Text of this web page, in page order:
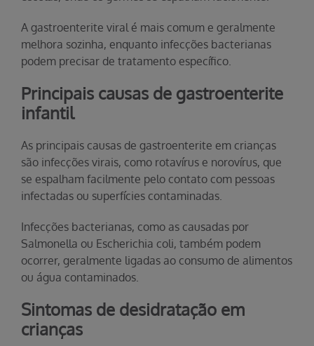
A gastroenterite viral é mais comum e geralmente
melhora sozinha, enquanto infecções bacterianas
podem precisar de tratamento específico.
Principais causas de gastroenterite
infantil
As principais causas de gastroenterite em crianças
são infecções virais, como rotavírus e norovírus, que
se espalham facilmente pelo contato com pessoas
infectadas ou superfícies contaminadas.
Infecções bacterianas, como as causadas por
Salmonella ou Escherichia coli, também podem
ocorrer, geralmente ligadas ao consumo de alimentos
ou água contaminados.
Sintomas de desidratação em
crianças